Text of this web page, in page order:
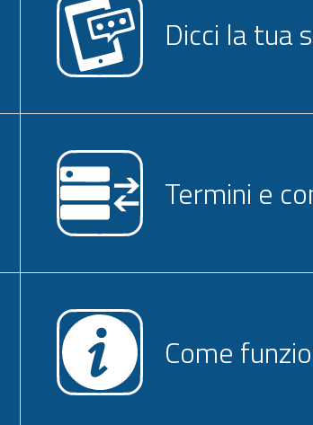
Dicci la tua
Termini e
Come